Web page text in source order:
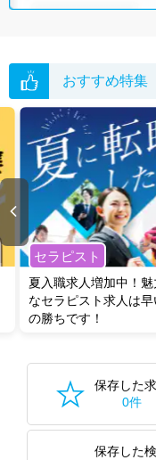
おすすめ特集
セラピスト
夏入職求人増加中！魅
なセラピスト求人は早
の勝ちです！
保存した
0件
保存した